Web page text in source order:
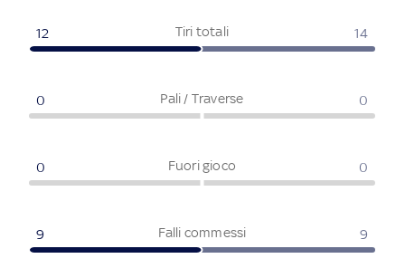
Tiri totali
12 14
Pali / Traverse
0 0
Fuori gioco
0 0
Falli commessi
9 9